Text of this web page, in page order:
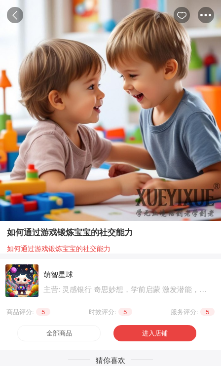
如何通过游戏锻炼宝宝的社交能力
如何通过游戏锻炼宝宝的社交能力
萌智星球
主营: 灵感银行 奇思妙想，学前启蒙 激发潜能，兴
商品评分: 5 时效评分: 5 服务评分: 5
全部商品 进入店铺
猜你喜欢